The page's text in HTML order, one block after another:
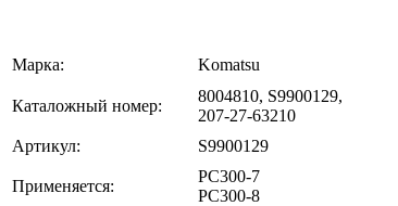
Марка: Komatsu
Каталожный номер:
8004810, S9900129,
207-27-63210
Артикул:
S9900129
Применяется:
PC300-7
PC300-8